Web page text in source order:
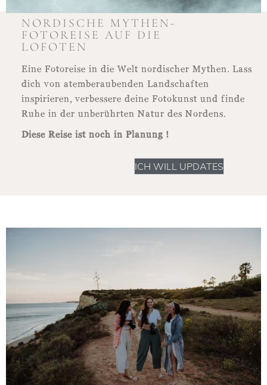
NORDISCHE MYTHEN-
FOTOREISE AUF DIE
LOFOTEN
Eine Fotoreise in die Welt nordischer Mythen. Lass
dich von atemberaubenden Landschaften
inspirieren, verbessere deine Fotokunst und finde
Ruhe in der unberührten Natur des Nordens.
Diese Reise ist noch in Planung !
ICH WILL UPDATES